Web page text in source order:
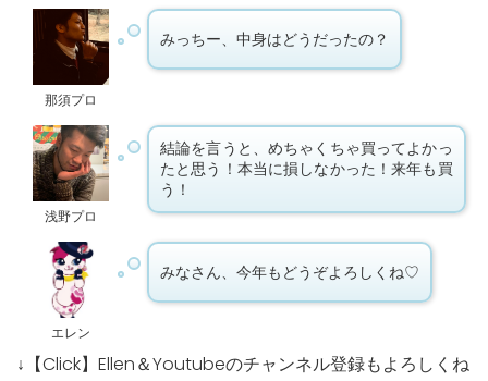
那須プロ
みっちー、中身はどうだったの？
浅野プロ
結論を言うと、めちゃくちゃ買ってよかっ
たと思う！本当に損しなかった！来年も買
う！
エレン
みなさん、今年もどうぞよろしくね♡
↓【Click】Ellen＆Youtubeのチャンネル登録もよろしくね